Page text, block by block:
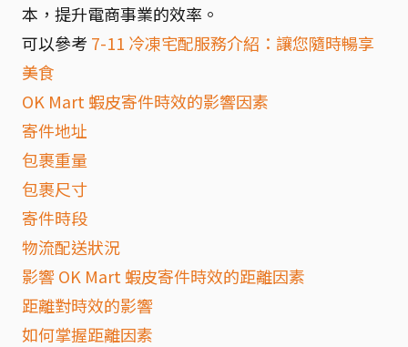
本，提升電商事業的效率。
可以參考 7-11 冷凍宅配服務介紹：讓您隨時暢享
美食
OK Mart 蝦皮寄件時效的影響因素
寄件地址
包裹重量
包裹尺寸
寄件時段
物流配送狀況
影響 OK Mart 蝦皮寄件時效的距離因素
距離對時效的影響
如何掌握距離因素